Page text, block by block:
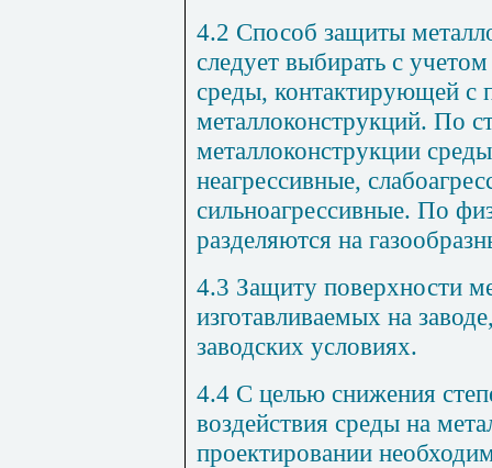
4.2 Способ защиты
следует выбирать с
среды, контактирующей с
металлоконструкций. По
металлоконструкции
неагрессивные,
сильноагрессивные. По
разделяются на
4.3 Защиту поверхности
изготавливаемых на
заводских условиях.
4.4 С целью снижения
воздействия среды на
проектировании